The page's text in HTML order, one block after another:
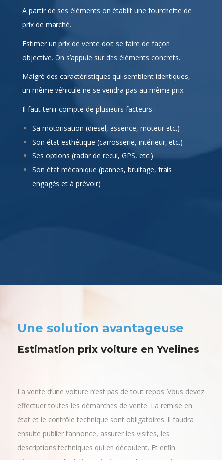
A partir de ses éléments on établit une fourchette de
prix de marché.
Estimer un prix de vente doit se faire de façon
objective. On s’appuie sur des éléments concrets.
Malgré des caractéristiques qui semblent identiques,
un même véhicule ne se vendra pas au même prix.
Il faut tenir compte de plusieurs facteurs :
Sa motorisation (diesel, essence, moteur etc.)
Son état esthétique (carrosserie, intérieur, etc.)
Ses options (radar de recul, GPS, etc.)
Son état mécanique (pannes, bruitage, frais
engagés et à prévoir)
Une solution avantageuse
Estimation prix voiture en Yvelines
La vente d’une voiture n’est pas de tout repos. Vous devez
effectuer toutes les démarches de vente. La remise en
état et le contrôle technique sont obligatoires. Il faudra
ensuite publier l’annonce, assurer les visites, les
descriptions techniques qui en découlent. Et enfin